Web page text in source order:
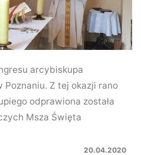
arcybiskupa
Poznaniu. Z tej okazji rano
odprawiona została
Msza Święta
20.04.2020